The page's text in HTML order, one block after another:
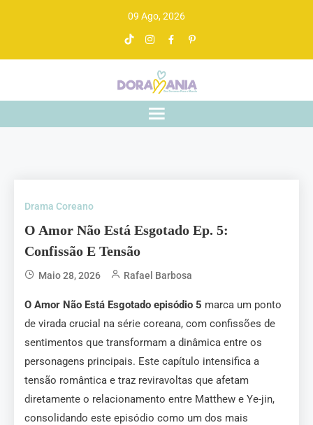
09 Ago, 2026
Doramania
De drama asiático a gente entende
Drama Coreano
O Amor Não Está Esgotado Ep. 5:
Confissão E Tensão
Maio 28, 2026 Rafael Barbosa
O Amor Não Está Esgotado episódio 5 marca um ponto
de virada crucial na série coreana, com confissões de
sentimentos que transformam a dinâmica entre os
personagens principais. Este capítulo intensifica a
tensão romântica e traz reviravoltas que afetam
diretamente o relacionamento entre Matthew e Ye-jin,
consolidando este episódio como um dos mais